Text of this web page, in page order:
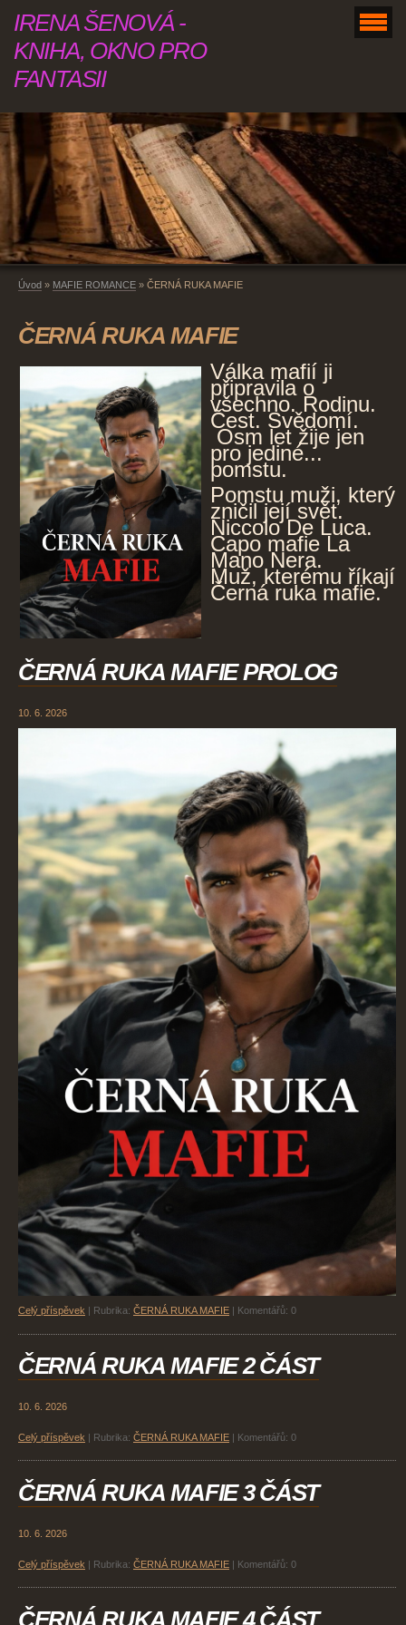
IRENA ŠENOVÁ -
KNIHA, OKNO PRO
FANTASII
Úvod » MAFIE ROMANCE » ČERNÁ RUKA MAFIE
ČERNÁ RUKA MAFIE
Válka mafií ji
připravila o
všechno. Rodinu.
Čest. Svědomí.
Osm let žije jen
pro jediné...
pomstu.
Pomstu muži, který
zničil její svět.
Niccolo De Luca.
Capo mafie La
Mano Nera.
Muž, kterému říkají
Černá ruka mafie.
ČERNÁ RUKA MAFIE PROLOG
10. 6. 2026
Celý příspěvek | Rubrika: ČERNÁ RUKA MAFIE | Komentářů: 0
ČERNÁ RUKA MAFIE 2 ČÁST
10. 6. 2026
Celý příspěvek | Rubrika: ČERNÁ RUKA MAFIE | Komentářů: 0
ČERNÁ RUKA MAFIE 3 ČÁST
10. 6. 2026
Celý příspěvek | Rubrika: ČERNÁ RUKA MAFIE | Komentářů: 0
ČERNÁ RUKA MAFIE 4 ČÁST